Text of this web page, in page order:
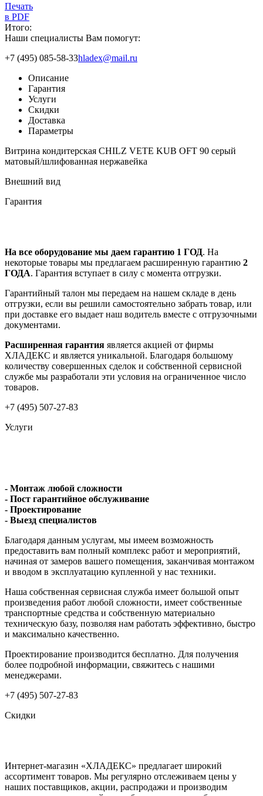
Печать
в PDF
Итого:
Наши специалисты Вам помогут:
+7 (495) 085-58-33hladex@mail.ru
Описание
Гарантия
Услуги
Скидки
Доставка
Параметры
Витрина кондитерская CHILZ VETE KUB OFT 90 серый
матовый/шлифованная нержавейка
Внешний вид
Гарантия
На все оборудование мы даем гарантию 1 ГОД. На
некоторые товары мы предлагаем расширенную гарантию 2
ГОДА. Гарантия вступает в силу с момента отгрузки.
Гарантийный талон мы передаем на нашем складе в день
отгрузки, если вы решили самостоятельно забрать товар, или
при доставке его выдает наш водитель вместе с отгрузочными
документами.
Расширенная гарантия является акцией от фирмы
ХЛАДЕКС и является уникальной. Благодаря большому
количеству совершенных сделок и собственной сервисной
службе мы разработали эти условия на ограниченное число
товаров.
+7 (495) 507-27-83
Услуги
- Монтаж любой сложности
- Пост гарантийное обслуживание
- Проектирование
- Выезд специалистов
Благодаря данным услугам, мы имеем возможность
предоставить вам полный комплекс работ и мероприятий,
начиная от замеров вашего помещения, заканчивая монтажом
и вводом в эксплуатацию купленной у нас техники.
Наша собственная сервисная служба имеет большой опыт
произведения работ любой сложности, имеет собственные
транспортные средства и собственную материально
техническую базу, позволяя нам работать эффективно, быстро
и максимально качественно.
Проектирование производится бесплатно. Для получения
более подробной информации, свяжитесь с нашими
менеджерами.
+7 (495) 507-27-83
Скидки
Интернет-магазин «ХЛАДЕКС» предлагает широкий
ассортимент товаров. Мы регулярно отслеживаем цены у
наших поставщиков, акции, распродажи и производим